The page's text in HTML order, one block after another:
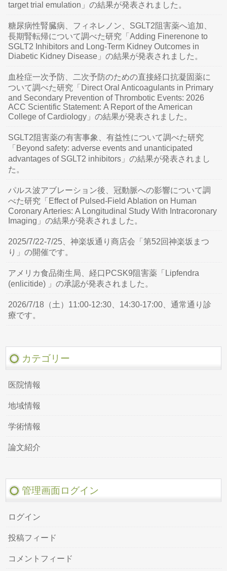
target trial emulation」の結果が発表されました。
糖尿病性腎臓病、フィネレノン、SGLT2阻害薬へ追加、
長期腎転帰について調べた研究「Adding Finerenone to
SGLT2 Inhibitors and Long-Term Kidney Outcomes in
Diabetic Kidney Disease」の結果が発表されました。
血栓症一次予防、二次予防のための直接経口抗凝固薬に
ついて調べた研究「Direct Oral Anticoagulants in Primary
and Secondary Prevention of Thrombotic Events: 2026
ACC Scientific Statement: A Report of the American
College of Cardiology」の結果が発表されました。
SGLT2阻害薬の有害事象、有益性について調べた研究
「Beyond safety: adverse events and unanticipated
advantages of SGLT2 inhibitors」の結果が発表されまし
た。
パルス波アブレーション後、冠動脈への影響について調
べた研究「Effect of Pulsed-Field Ablation on Human
Coronary Arteries: A Longitudinal Study With Intracoronary
Imaging」の結果が発表されました。
2025/7/22-7/25、神楽坂通り商店会「第52回神楽坂まつ
り」の開催です。
アメリカ食品衛生局、経口PCSK9阻害薬「Lipfendra
(enlicitide) 」の承認が発表されました。
2026/7/18（土）11:00-12:30、14:30-17:00、通常通り診
療です。
カテゴリー
医院情報
地域情報
学術情報
論文紹介
管理画面ログイン
ログイン
投稿フィード
コメントフィード